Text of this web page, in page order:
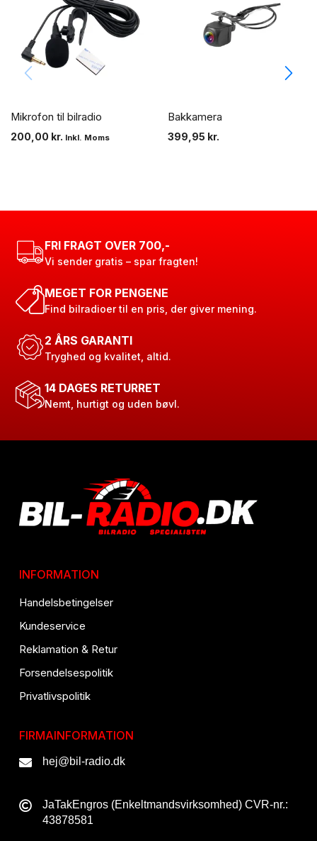
Mikrofon til bilradio
200,00 kr. Inkl. Moms
Bakkamera
399,95 kr.
FRI FRAGT OVER 700,-
Vi sender gratis – spar fragten!
MEGET FOR PENGENE
Find bilradioer til en pris, der giver mening.
2 ÅRS GARANTI
Tryghed og kvalitet, altid.
14 DAGES RETURRET
Nemt, hurtigt og uden bøvl.
INFORMATION
Handelsbetingelser
Kundeservice
Reklamation & Retur
Forsendelsespolitik
Privatlivspolitik
FIRMAINFORMATION
hej@bil-radio.dk
JaTakEngros (Enkeltmandsvirksomhed) CVR-nr.:
43878581